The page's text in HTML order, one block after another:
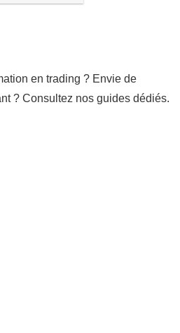
en trading ? Envie de
? Consultez nos guides dédiés.